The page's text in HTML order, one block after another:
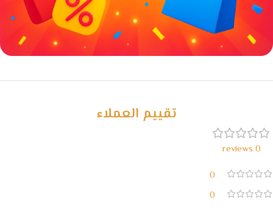
خصومات كبيرة
تقييم العملاء
0 reviews
0
0